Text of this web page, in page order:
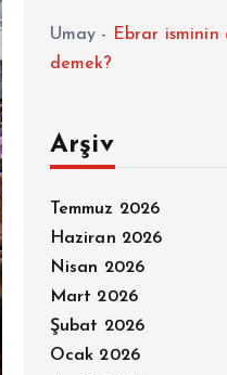
Umay -
Ebrar isminin
demek?
Arşiv
Temmuz 2026
Haziran 2026
Nisan 2026
Mart 2026
Şubat 2026
Ocak 2026